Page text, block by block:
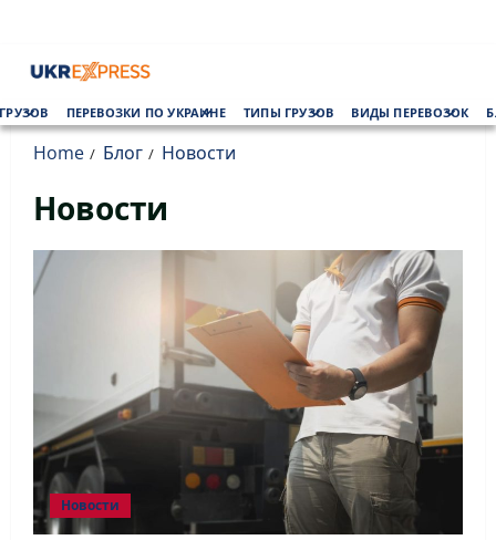
content
Menu
ПЕРЕВОЗКИ ПО УКРАИНЕ ТИПЫ ГРУЗОВ ВИДЫ ПЕРЕВОЗОК
Home Блог Новости
Новости
Новости